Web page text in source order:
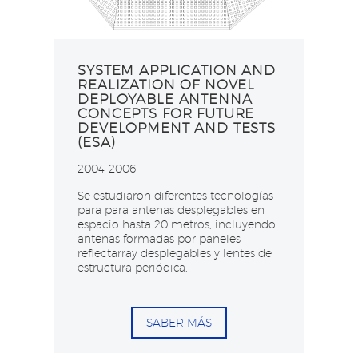
SYSTEM APPLICATION AND
REALIZATION OF NOVEL
DEPLOYABLE ANTENNA
CONCEPTS FOR FUTURE
DEVELOPMENT AND TESTS
(ESA)
2004-2006
Se estudiaron diferentes tecnologías
para para antenas desplegables en
espacio hasta 20 metros, incluyendo
antenas formadas por paneles
reflectarray desplegables y lentes de
estructura periódica.​
SABER MÁS